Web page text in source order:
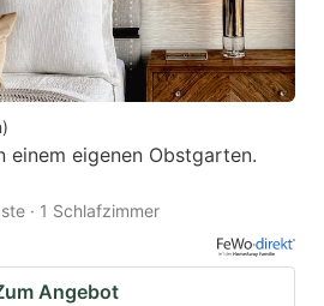
)
einem eigenen Obstgarten.
· 1 Schlafzimmer
Angebot